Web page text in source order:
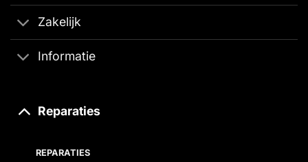
Zakelijk
Informatie
Reparaties
REPARATIES